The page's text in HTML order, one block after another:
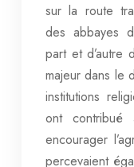
sur la route
des abbayes
part et d’autre
majeur dans le
institutions
ont
encourager
percevaient